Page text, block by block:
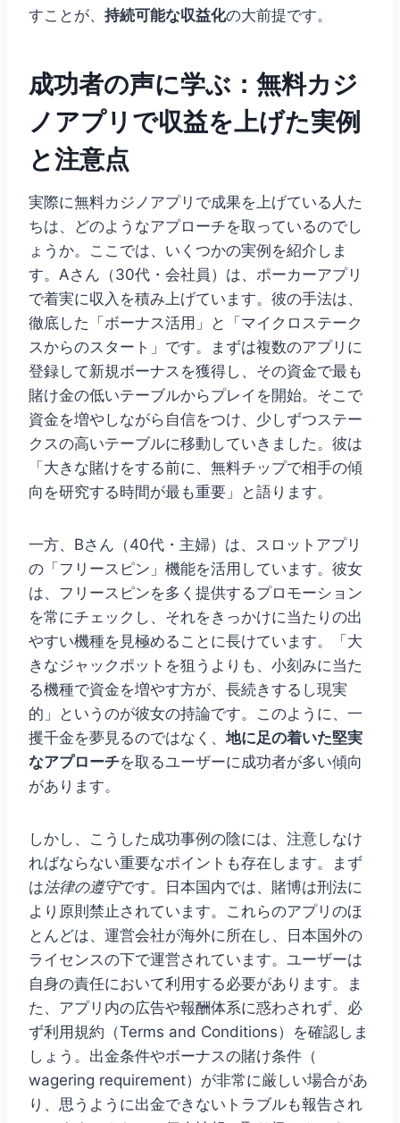
すことが、 持続可能な収益化の大前提です。
成功者の声に学ぶ：無料カジ
ノアプリで収益を上げた実例
と注意点
実際に無料カジノアプリで成果を上げている人た
ちは、どのようなアプローチを取っているのでし
ょうか。ここでは、いくつかの実例を紹介しま
す。Aさん（30代・会社員）は、ポーカーアプリ
で着実に収入を積み上げています。彼の手法は、
徹底した「ボーナス活用」と「マイクロステーク
スからのスタート」です。まずは複数のアプリに
登録して新規ボーナスを獲得し、その資金で最も
賭け金の低いテーブルからプレイを開始。そこで
資金を増やしながら自信をつけ、少しずつステー
クスの高いテーブルに移動していきました。彼は
「大きな賭けをする前に、無料チップで相手の傾
向を研究する時間が最も重要」と語ります。
一方、Bさん（40代・主婦）は、スロットアプリ
の「フリースピン」機能を活用しています。彼女
は、フリースピンを多く提供するプロモーション
を常にチェックし、それをきっかけに当たりの出
やすい機種を見極めることに長けています。「大
きなジャックポットを狙うよりも、小刻みに当た
る機種で資金を増やす方が、長続きするし現実
的」というのが彼女の持論です。このように、一
攫千金を夢見るのではなく、 地に足の着いた堅実
なアプローチを取るユーザーに成功者が多い傾向
があります。
しかし、こうした成功事例の陰には、注意しなけ
ればならない重要なポイントも存在します。まず
は法律の遵守です。日本国内では、賭博は刑法に
より原則禁止されています。これらのアプリのほ
とんどは、運営会社が海外に所在し、日本国外の
ライセンスの下で運営されています。ユーザーは
自身の責任において利用する必要があります。ま
た、アプリ内の広告や報酬体系に惑わされず、必
ず利用規約（Terms and Conditions）を確認しま
しょう。出金条件やボーナスの賭け条件（
wagering requirement）が非常に厳しい場合があ
り、思うように出金できないトラブルも報告され